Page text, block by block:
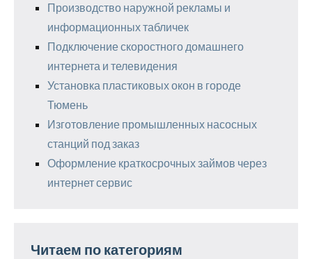
Производство наружной рекламы и
информационных табличек
Подключение скоростного домашнего
интернета и телевидения
Установка пластиковых окон в городе
Тюмень
Изготовление промышленных насосных
станций под заказ
Оформление краткосрочных займов через
интернет сервис
Читаем по категориям